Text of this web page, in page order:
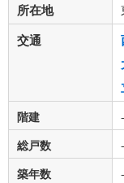
所在地
交通
階建
-
総戸数
-
築年数
-